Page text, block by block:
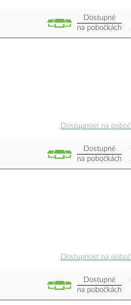
Dostupné
na pobočkách
Dostupnost na
Dostupné
na pobočkách
Dostupnost na
Dostupné
na pobočkách